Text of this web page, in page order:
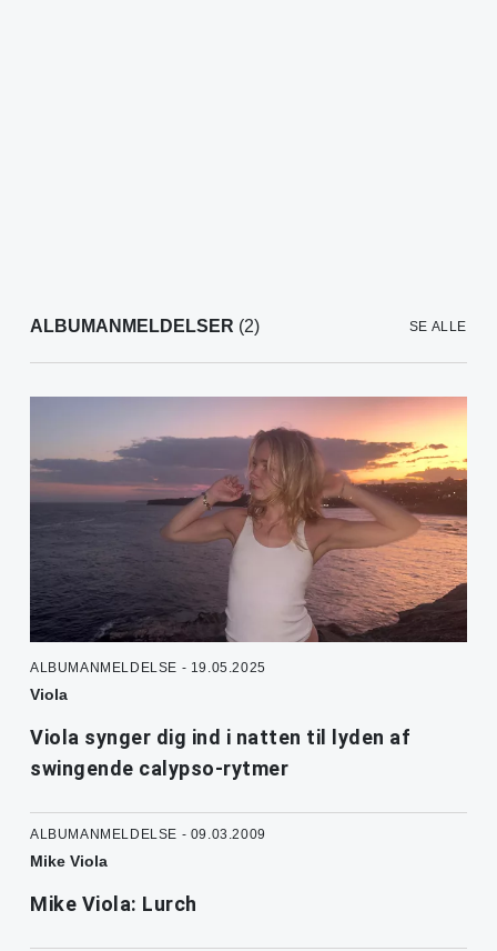
ALBUMANMELDELSER (2) SE ALLE
ALBUMANMELDELSE - 19.05.2025
Viola
Viola synger dig ind i natten til lyden af
swingende calypso-rytmer
ALBUMANMELDELSE - 09.03.2009
Mike Viola
Mike Viola: Lurch